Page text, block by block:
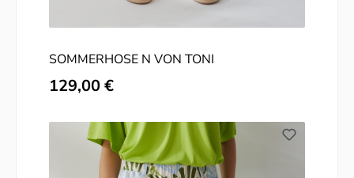
SOMMERHOSE N VON TONI
Regulärer Preis:
129,00 €